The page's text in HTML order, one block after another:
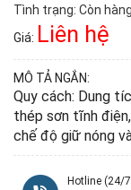
Tình trạng: Còn hàng
Giá: Liên hệ
MÔ TẢ NGẮN:
Quy cách: Dung
thép sơn tĩnh
chế độ giữ nóng
Hotline (24/